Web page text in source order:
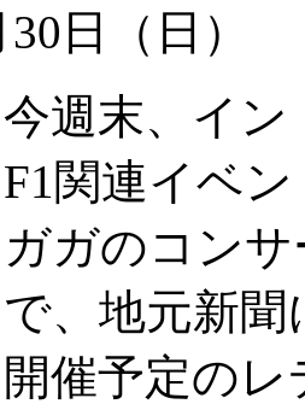
日（日）
今週末、イン
F1関連イベ
ガガのコン
で、地元新聞
開催予定の